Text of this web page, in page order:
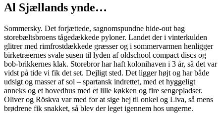
Al Sjællands ynde…
Sommersky. Det forjættede, sagnomspundne hide-out bag
storebæltsbroens tågedækkede pyloner. Landet der i vinterkulden
glitrer med rimfrostdækkede græsser og i sommervarmen henligger
birketræernes svale susen til lyden af oldschool compact discs og
bob-brikkernes klak. Storebror har haft kolonihaven i 3 år, så det var
vidst på tide vi fik det set. Dejligt sted. Det ligger højt og har både
udsigt og masser af sol – spartansk indrettet, med et hyggeligt
anneks og et hovedhus med et lille køkken og fire sengepladser.
Oliver og Röskva var med for at sige hej til onkel og Liva, så mens
brødrene fik snakket, så blev der leget igennem hos ungerne.